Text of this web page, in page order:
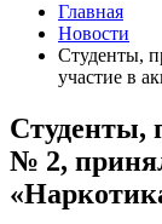
Главная
Новости
Студенты,
участие в
Студенты,
№ 2,